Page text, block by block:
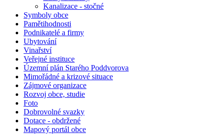
Kanalizace - stočné
Symboly obce
Pamětihodnosti
Podnikatelé a firmy
Ubytování
Vinařství
Veřejné instituce
Územní plán Starého Poddvorova
Mimořádné a krizové situace
Zájmové organizace
Rozvoj obce, studie
Foto
Dobrovolné svazky
Dotace - obdržené
Mapový portál obce